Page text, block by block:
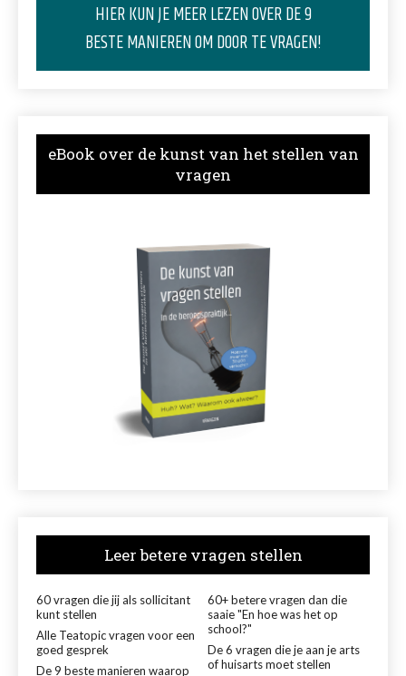
HIER KUN JE MEER LEZEN OVER DE 9
BESTE MANIEREN OM DOOR TE VRAGEN!
eBook over de kunst van het stellen van
vragen
Leer betere vragen stellen
60 vragen die jij als sollicitant
kunt stellen
60+ betere vragen dan die
saaie "En hoe was het op
school?"
Alle Teatopic vragen voor een
goed gesprek
De 6 vragen die je aan je arts
of huisarts moet stellen
De 9 beste manieren waarop